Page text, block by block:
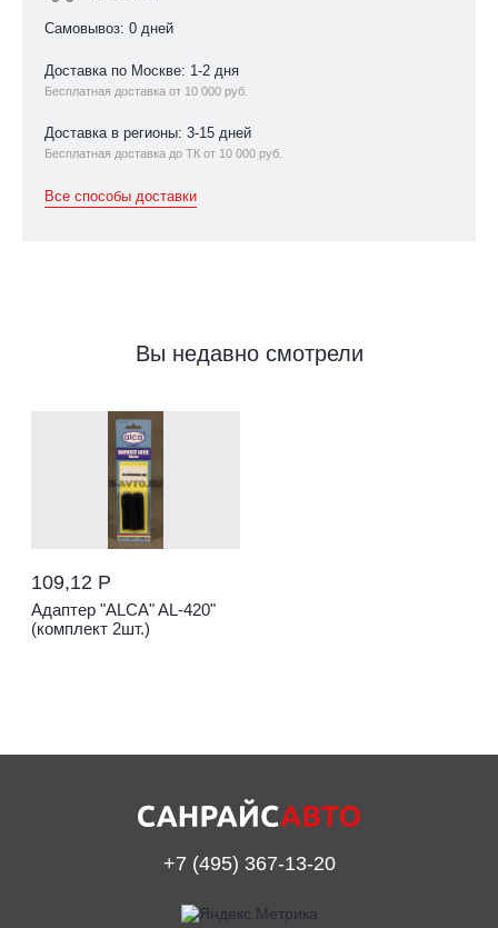
Самовывоз: 0 дней
Доставка по Москве: 1-2 дня
Бесплатная доставка от 10 000 руб.
Доставка в регионы: 3-15 дней
Бесплатная доставка до ТК от 10 000 руб.
Все способы доставки
Вы недавно смотрели
109,12 Р
Адаптер "ALCA" AL-420"
(комплект 2шт.)
+7 (495) 367-13-20